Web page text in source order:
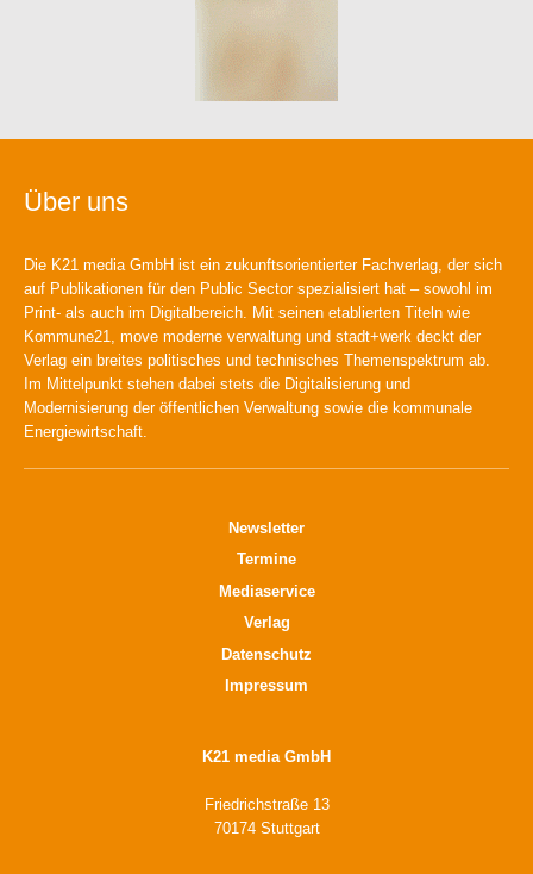
Über uns
Die K21 media GmbH ist ein zukunftsorientierter Fachverlag, der sich
auf Publikationen für den Public Sector spezialisiert hat – sowohl im
Print- als auch im Digitalbereich. Mit seinen etablierten Titeln wie
Kommune21, move moderne verwaltung und stadt+werk deckt der
Verlag ein breites politisches und technisches Themenspektrum ab.
Im Mittelpunkt stehen dabei stets die Digitalisierung und
Modernisierung der öffentlichen Verwaltung sowie die kommunale
Energiewirtschaft.
Newsletter
Termine
Mediaservice
Verlag
Datenschutz
Impressum
K21 media GmbH
Friedrichstraße 13
70174 Stuttgart